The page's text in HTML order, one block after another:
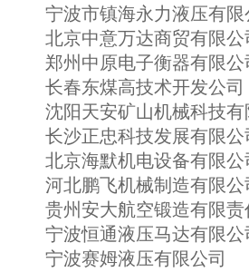
宁波市镇海永力液压有限
北京中意万达商贸有限公
郑州中原电子衡器有限公
长春东煤高技术开发公司
沈阳天安矿山机械科技有
长沙正忠科技发展有限公
北京海默机电设备有限公
河北鹏飞机械制造有限公
贵州安大航空锻造有限
宁波恒通液压马达有限公
宁波赛姆液压有限公司